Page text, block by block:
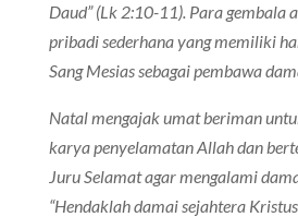
Daud” (Lk 2:10-11). Para gembala
pribadi sederhana yang memiliki
Sang Mesias sebagai pembawa
Natal mengajak umat beriman
karya penyelamatan Allah dan
Juru Selamat agar mengalami
“Hendaklah damai sejahtera